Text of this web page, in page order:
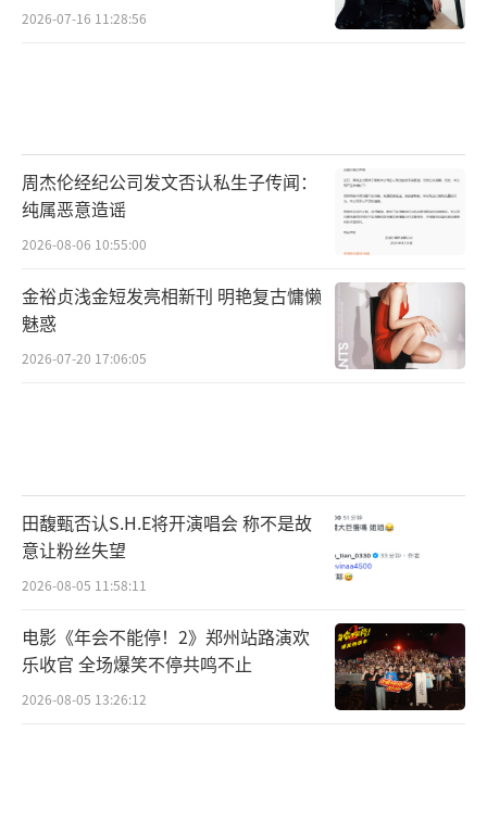
2026-07-16 11:28:56
周杰伦经纪公司发文否认私生子传闻：
纯属恶意造谣
2026-08-06 10:55:00
金裕贞浅金短发亮相新刊 明艳复古慵懒
魅惑
2026-07-20 17:06:05
田馥甄否认S.H.E将开演唱会 称不是故
意让粉丝失望
2026-08-05 11:58:11
电影《年会不能停！2》郑州站路演欢
乐收官 全场爆笑不停共鸣不止
2026-08-05 13:26:12